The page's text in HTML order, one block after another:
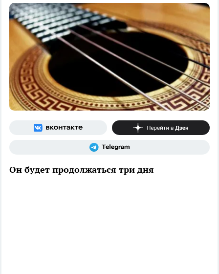
Он будет продолжаться три дня